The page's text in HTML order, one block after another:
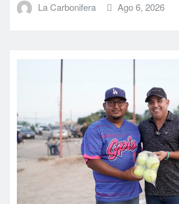
La Carbonifera Ago 6, 2026